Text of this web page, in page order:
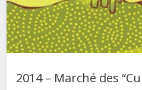
2014 – Marché des